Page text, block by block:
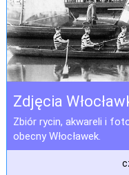
Zdjęcia
Zbiór rycin, akwareli i
obecny Włocławek.